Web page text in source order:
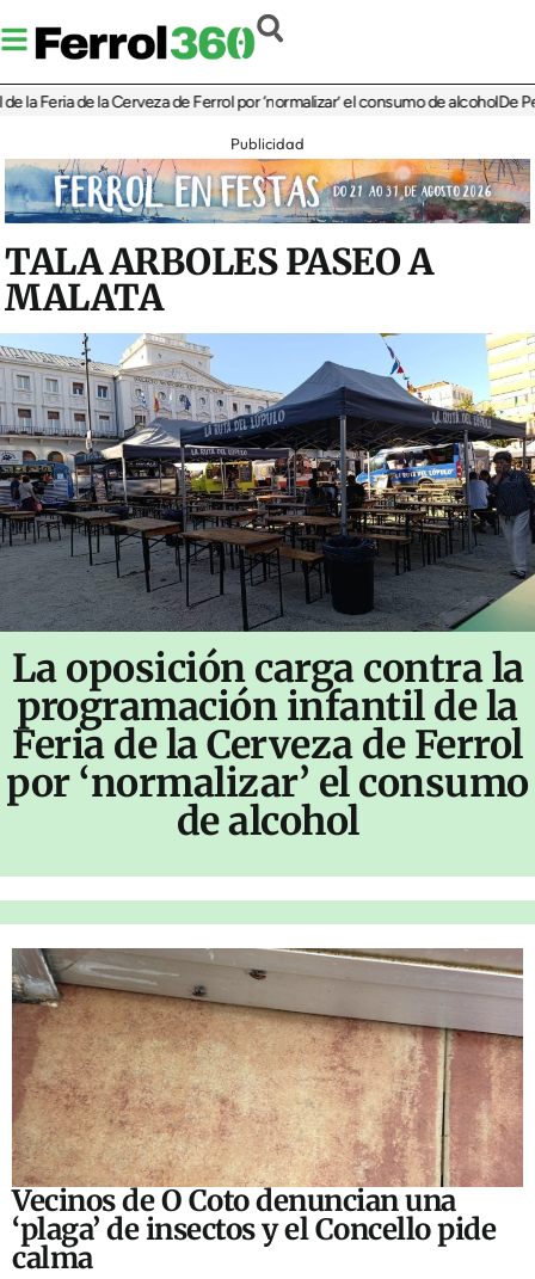
de la Cerveza de Ferrol por ‘normalizar’ el consumo de alcoholDe Perlío a
Publicidad
TALA ARBOLES PASEO A
MALATA
La oposición carga contra la
programación infantil de la
Feria de la Cerveza de Ferrol
por ‘normalizar’ el consumo
de alcohol
Vecinos de O Coto denuncian una
‘plaga’ de insectos y el Concello pide
calma